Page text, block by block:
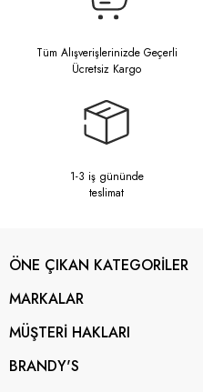
Tüm Alışverişlerinizde Geçerli
Ücretsiz Kargo
1-3 iş gününde
teslimat
ÖNE ÇIKAN KATEGORİLER
MARKALAR
MÜŞTERİ HAKLARI
BRANDY'S